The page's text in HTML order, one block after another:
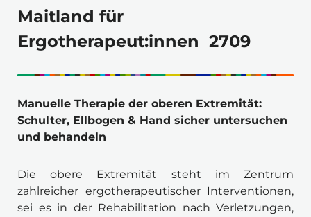
Maitland für
Ergotherapeut:innen 2709
Manuelle Therapie der oberen Extremität:
Schulter, Ellbogen & Hand sicher untersuchen
und behandeln
Die obere Extremität steht im Zentrum
zahlreicher ergotherapeutischer Interventionen,
sei es in der Rehabilitation nach Verletzungen,